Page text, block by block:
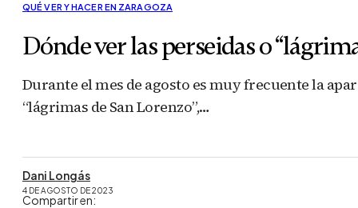
QUÉ VER Y HACER EN ZARAGOZA
Dónde ver las perseidas o
Durante el mes de agosto es muy frecuente la
“lágrimas de San Lorenzo”,…
Dani Longás
4 DE AGOSTO DE 2023
Compartir en: